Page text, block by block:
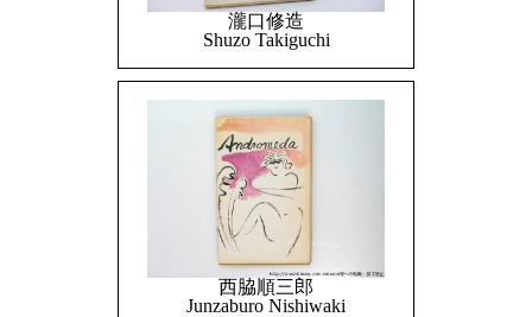
瀧口修造
Shuzo Takiguchi
西脇順三郎
Junzaburo Nishiwaki